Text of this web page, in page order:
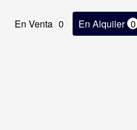
En Venta 0 En Alquiler 0